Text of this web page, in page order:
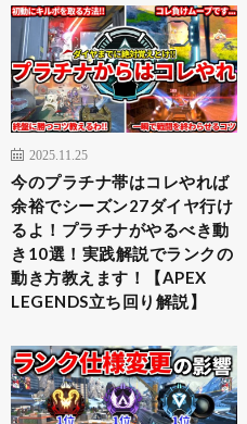
2025.11.25
今のプラチナ帯はコレやれば
余裕でシーズン27ダイヤ行け
るよ！プラチナがやるべき動
き10選！実践解説でランクの
動き方教えます！【APEX
LEGENDS立ち回り解説】